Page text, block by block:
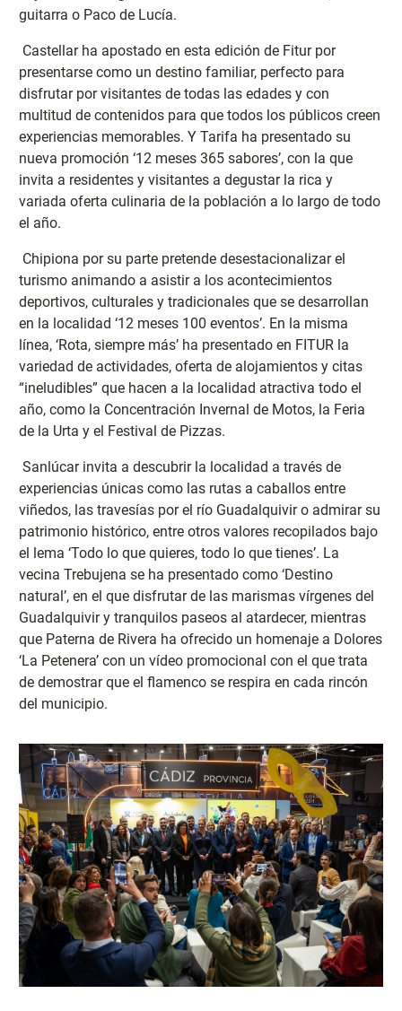
guitarra o Paco de Lucía.
Castellar ha apostado en esta edición de Fitur por
presentarse como un destino familiar, perfecto para
disfrutar por visitantes de todas las edades y con
multitud de contenidos para que todos los públicos creen
experiencias memorables. Y Tarifa ha presentado su
nueva promoción ‘12 meses 365 sabores’, con la que
invita a residentes y visitantes a degustar la rica y
variada oferta culinaria de la población a lo largo de todo
el año.
Chipiona por su parte pretende desestacionalizar el
turismo animando a asistir a los acontecimientos
deportivos, culturales y tradicionales que se desarrollan
en la localidad ‘12 meses 100 eventos’. En la misma
línea, ‘Rota, siempre más’ ha presentado en FITUR la
variedad de actividades, oferta de alojamientos y citas
“ineludibles” que hacen a la localidad atractiva todo el
año, como la Concentración Invernal de Motos, la Feria
de la Urta y el Festival de Pizzas.
Sanlúcar invita a descubrir la localidad a través de
experiencias únicas como las rutas a caballos entre
viñedos, las travesías por el río Guadalquivir o admirar su
patrimonio histórico, entre otros valores recopilados bajo
el lema ‘Todo lo que quieres, todo lo que tienes’. La
vecina Trebujena se ha presentado como ‘Destino
natural’, en el que disfrutar de las marismas vírgenes del
Guadalquivir y tranquilos paseos al atardecer, mientras
que Paterna de Rivera ha ofrecido un homenaje a Dolores
‘La Petenera’ con un vídeo promocional con el que trata
de demostrar que el flamenco se respira en cada rincón
del municipio.